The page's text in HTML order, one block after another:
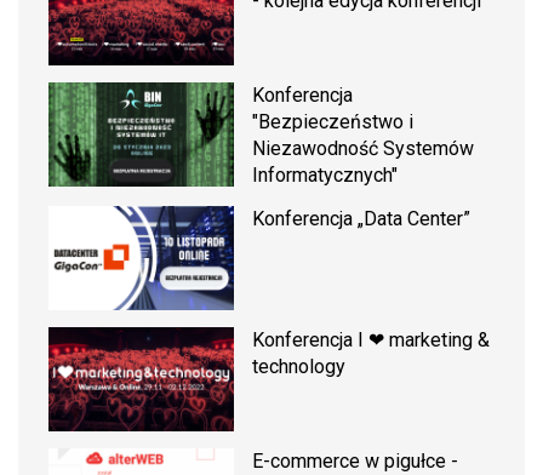
Konferencja
"Bezpieczeństwo i
Niezawodność Systemów
Informatycznych"
Konferencja „Data Center”
Konferencja I ❤ marketing &
technology
E-commerce w pigułce -